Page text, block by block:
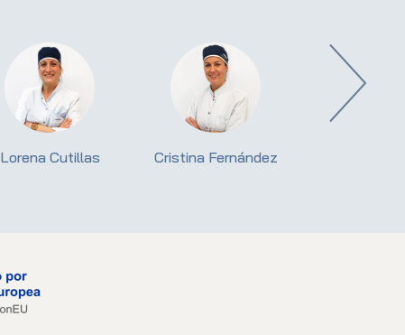
Lorena Cutillas Cristina Fernández
Dr. Ernest